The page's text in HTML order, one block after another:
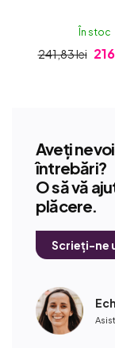
În stoc
241,83 lei
Aveți
întrebări?
O să vă
plăcere.
Scrieți-ne